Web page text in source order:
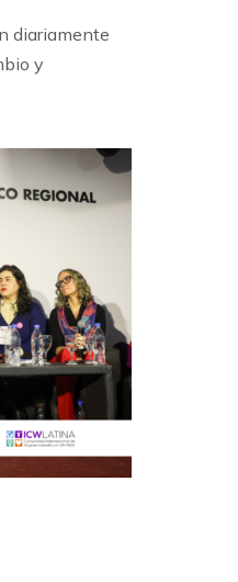
diariamente
y